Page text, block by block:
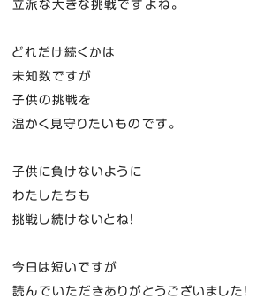
立派な大きな挑戦ですよね。
どれだけ続くかは
未知数ですが
子供の挑戦を
温かく見守りたいものです。
子供に負けないように
わたしたちも
挑戦し続けないとね！
今日は短いですが
読んでいただきありがとうございました！